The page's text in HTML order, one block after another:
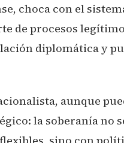
choca con el
de procesos
diplomática y
aunque
la soberanía no